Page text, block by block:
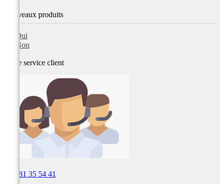
Nouveaux produits
Oui
Non
Notre service client
03 81 35 54 41